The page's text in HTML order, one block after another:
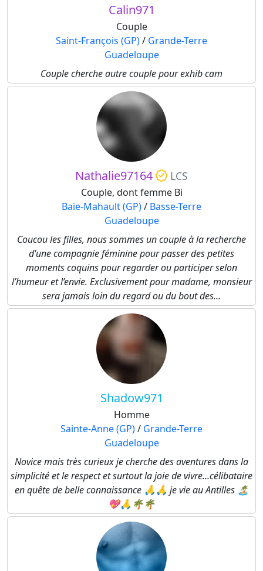
Calin971
Couple
Saint-François (GP)/ Grande-Terre
Guadeloupe
Couple cherche autre couple pour exhib cam
Nathalie97164 LCS
Couple, dont femme Bi
Baie-Mahault (GP)/ Basse-Terre
Guadeloupe
Coucou les filles, nous sommes un couple à la recherche
d’une compagnie féminine pour passer des petites
moments coquins pour regarder ou participer selon
l’humeur et l’envie. Exclusivement pour madame, monsieur
sera jamais loin du regard ou du bout des...
Shadow971
Homme
Sainte-Anne (GP)/ Grande-Terre
Guadeloupe
Novice mais très curieux je cherche des aventures dans la
simplicité et le respect et surtout la joie de vivre...célibataire
en quête de belle connaissance 🙏🙏 je vie au Antilles 🏝
💖🙏🌴🌴